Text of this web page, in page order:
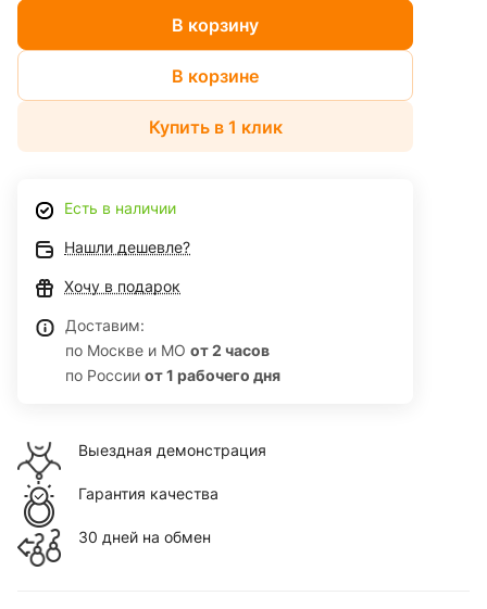
В корзину
В корзине
Купить в 1 клик
Есть в наличии
Нашли дешевле?
Хочу в подарок
Доставим:
по Москве и МО от 2 часов
по России от 1 рабочего дня
Выездная демонстрация
Гарантия качества
30 дней на обмен